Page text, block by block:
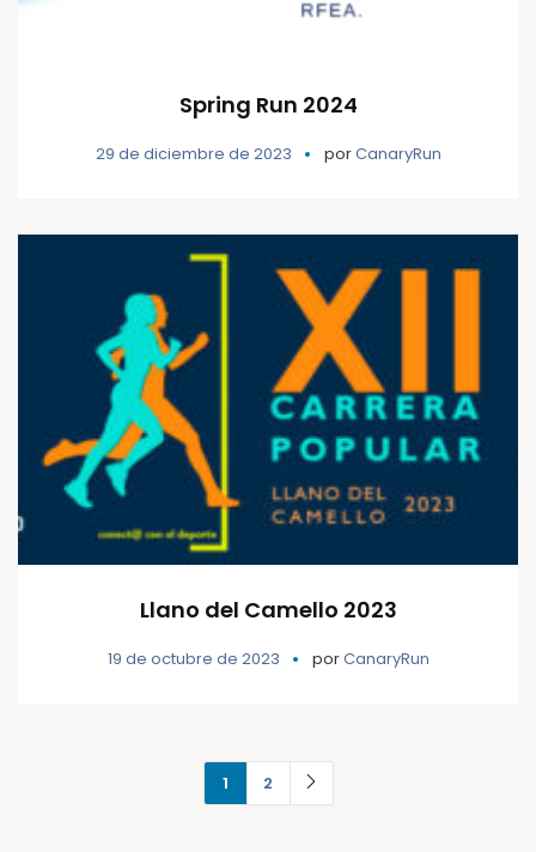
Spring Run 2024
29 de diciembre de 2023 porCanaryRun
Llano del Camello 2023
19 de octubre de 2023 porCanaryRun
1 2